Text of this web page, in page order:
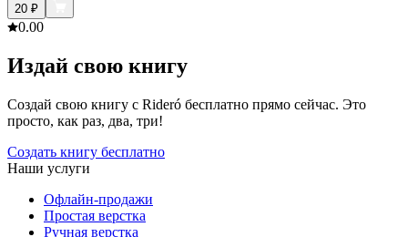
20 ₽
0.00
Издай свою книгу
Создай свою книгу с Rideró бесплатно прямо сейчас. Это
просто, как раз, два, три!
Создать книгу бесплатно
Наши услуги
Офлайн-продажи
Простая верстка
Ручная верстка